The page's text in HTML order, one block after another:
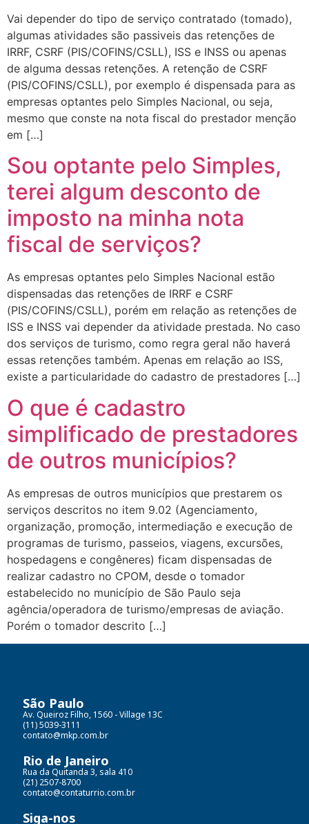
Vai depender do tipo de serviço contratado (tomado),
algumas atividades são passiveis das retenções de
IRRF, CSRF (PIS/COFINS/CSLL), ISS e INSS ou apenas
de alguma dessas retenções. A retenção de CSRF
(PIS/COFINS/CSLL), por exemplo é dispensada para as
empresas optantes pelo Simples Nacional, ou seja,
mesmo que conste na nota fiscal do prestador menção
em […]
Sou optante pelo Simples,
terei algum desconto de
imposto na minha nota
fiscal de serviços?
As empresas optantes pelo Simples Nacional estão
dispensadas das retenções de IRRF e CSRF
(PIS/COFINS/CSLL), porém em relação as retenções de
ISS e INSS vai depender da atividade prestada. No caso
dos serviços de turismo, como regra geral não haverá
essas retenções também. Apenas em relação ao ISS,
existe a particularidade do cadastro de prestadores […]
O que é cadastro
simplificado de prestadores
de outros municípios?
As empresas de outros municípios que prestarem os
serviços descritos no item 9.02 (Agenciamento,
organização, promoção, intermediação e execução de
programas de turismo, passeios, viagens, excursões,
hospedagens e congêneres) ficam dispensadas de
realizar cadastro no CPOM, desde o tomador
estabelecido no município de São Paulo seja
agência/operadora de turismo/empresas de aviação.
Porém o tomador descrito […]
São Paulo
Av. Queiroz Filho, 1560 - Village 13C
(11) 5039-3111
contato@mkp.com.br
Rio de Janeiro
Rua da Quitanda 3, sala 410
(21) 2507-8700
contato@contaturrio.com.br
Siga-nos